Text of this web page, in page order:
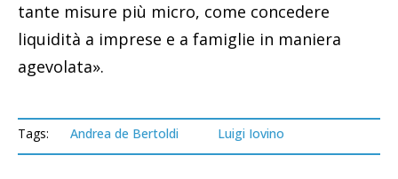
tante misure più micro, come concedere
liquidità a imprese e a famiglie in maniera
agevolata».
Tags: Andrea de Bertoldi Luigi Iovino